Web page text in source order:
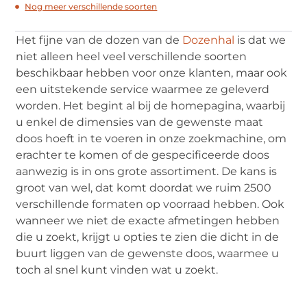
Nog meer verschillende soorten
Het fijne van de dozen van de Dozenhal is dat we
niet alleen heel veel verschillende soorten
beschikbaar hebben voor onze klanten, maar ook
een uitstekende service waarmee ze geleverd
worden. Het begint al bij de homepagina, waarbij
u enkel de dimensies van de gewenste maat
doos hoeft in te voeren in onze zoekmachine, om
erachter te komen of de gespecificeerde doos
aanwezig is in ons grote assortiment. De kans is
groot van wel, dat komt doordat we ruim 2500
verschillende formaten op voorraad hebben. Ook
wanneer we niet de exacte afmetingen hebben
die u zoekt, krijgt u opties te zien die dicht in de
buurt liggen van de gewenste doos, waarmee u
toch al snel kunt vinden wat u zoekt.